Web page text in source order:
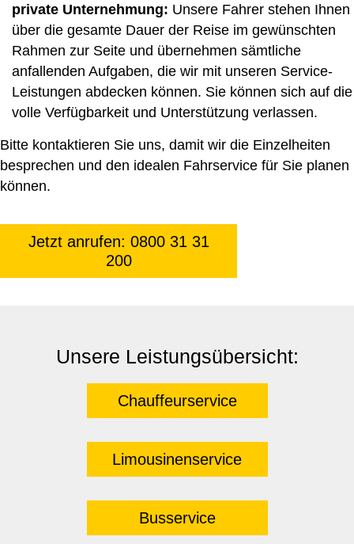
private Unternehmung: Unsere Fahrer stehen Ihnen
über die gesamte Dauer der Reise im gewünschten
Rahmen zur Seite und übernehmen sämtliche
anfallenden Aufgaben, die wir mit unseren Service-
Leistungen abdecken können. Sie können sich auf die
volle Verfügbarkeit und Unterstützung verlassen.
Bitte kontaktieren Sie uns, damit wir die Einzelheiten
besprechen und den idealen Fahrservice für Sie planen
können.
Jetzt anrufen: 0800 31 31
200
Unsere Leistungsübersicht:
Chauffeurservice
Limousinenservice
Busservice